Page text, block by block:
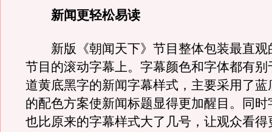
新闻更轻松易读
新版《朝闻天下》节目整体包装最直观
节目的滚动字幕上。字幕颜色和字体都有别
道黄底黑字的新闻字幕样式，主要采用了蓝
的配色方案使新闻标题显得更加醒目。同时
也比原来的字幕样式大了几号，让观众看得